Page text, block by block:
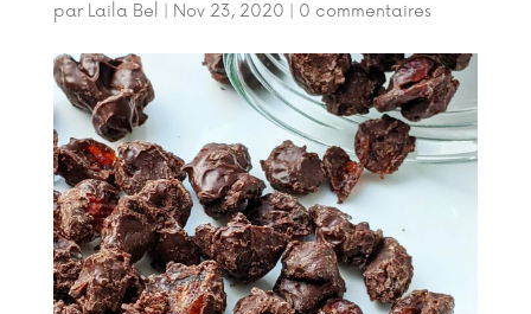
par Laila Bel Nov 23, 2020 0 commentaires